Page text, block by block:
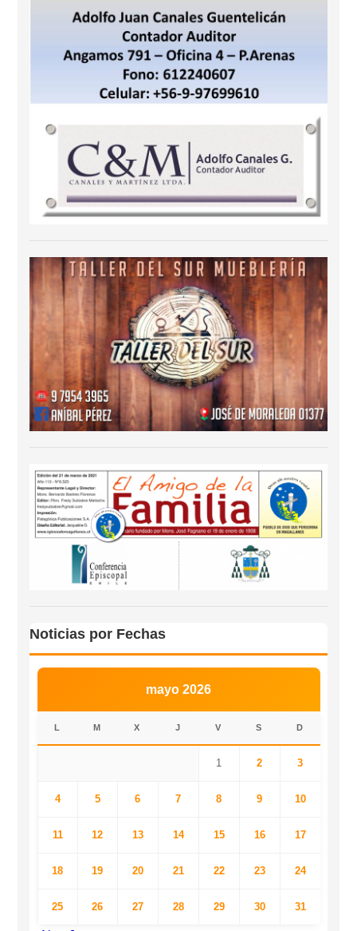
Noticias por Fechas
mayo 2026
L M X J V S D
1 2 3
4 5 6 7 8 9 10
11 12 13 14 15 16 17
18 19 20 21 22 23 24
25 26 27 28 29 30 31